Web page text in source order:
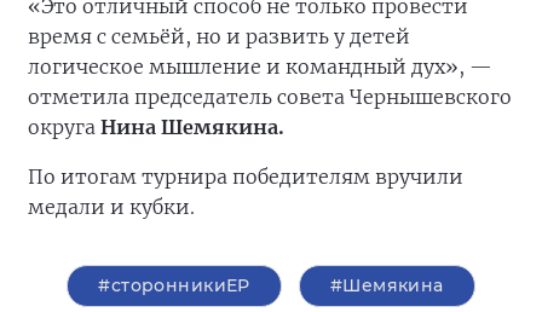
«Это отличный способ не только провести
время с семьёй, но и развить у детей
логическое мышление и командный дух», —
отметила председатель совета Чернышевского
округа Нина Шемякина.
По итогам турнира победителям вручили
медали и кубки.
#сторонникиЕР #Шемякина